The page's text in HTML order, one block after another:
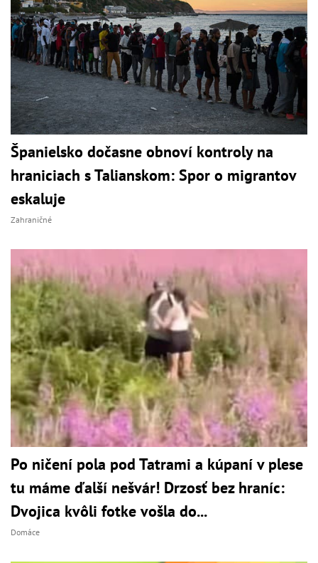
Španielsko dočasne obnoví kontroly na
hraniciach s Talianskom: Spor o migrantov
eskaluje
Zahraničné
Po ničení pola pod Tatrami a kúpaní v plese
tu máme ďalší nešvár! Drzosť bez hraníc:
Dvojica kvôli fotke vošla do...
Domáce